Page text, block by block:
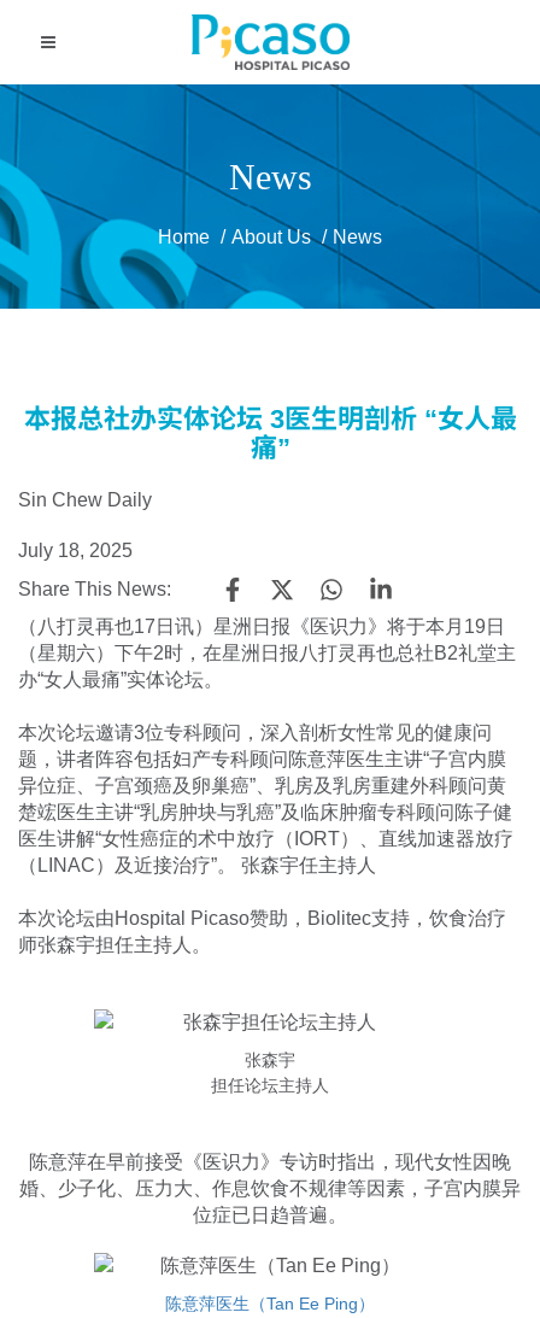
News
Home About Us News
本报总社办实体论坛 3医生明剖析 “女人最
痛”
Sin Chew Daily
July 18, 2025
Share This News:
（八打灵再也17日讯）星洲日报《医识力》将于本月19日
（星期六）下午2时，在星洲日报八打灵再也总社B2礼堂主
办“女人最痛”实体论坛。
本次论坛邀请3位专科顾问，深入剖析女性常见的健康问
题，讲者阵容包括妇产专科顾问陈意萍医生主讲“子宫内膜
异位症、子宫颈癌及卵巢癌”、乳房及乳房重建外科顾问黄
楚竤医生主讲“乳房肿块与乳癌”及临床肿瘤专科顾问陈子健
医生讲解“女性癌症的术中放疗（IORT）、直线加速器放疗
（LINAC）及近接治疗”。 张森宇任主持人
本次论坛由Hospital Picaso赞助，Biolitec支持，饮食治疗
师张森宇担任主持人。
张森宇
担任论坛主持人
陈意萍在早前接受《医识力》专访时指出，现代女性因晚
婚、少子化、压力大、作息饮食不规律等因素，子宫内膜异
位症已日趋普遍。
陈意萍医生（Tan Ee Ping）